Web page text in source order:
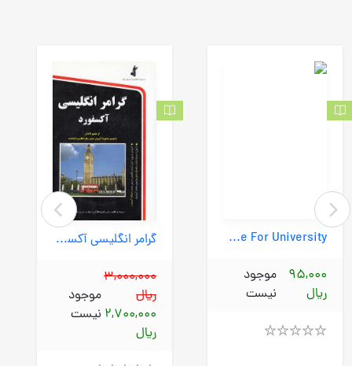
گرامر انگلیسی آکسفورد (استاندارد) رقعی شومیز
3,000,000
ریال
2,700,000
ریال
موجود
نیست
A General English Course For University - بیرجندی (سپاهان) وزیری شومیز با cd
95,000
ریال
موجود
نیست